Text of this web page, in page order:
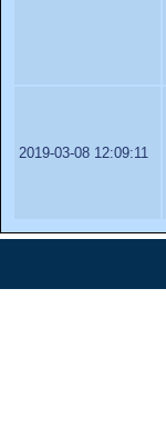
2019-03-08 12:09:11